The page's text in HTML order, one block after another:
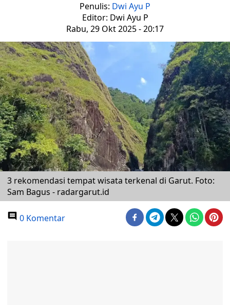
Penulis: Dwi Ayu P
Editor: Dwi Ayu P
Rabu, 29 Okt 2025 - 20:17
3 rekomendasi tempat wisata terkenal di Garut. Foto:
Sam Bagus - radargarut.id
0 Komentar